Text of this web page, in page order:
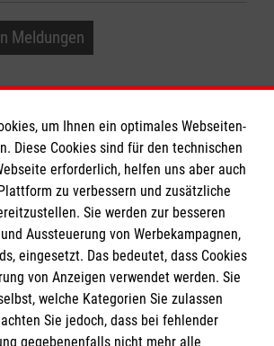
Meldungen
um Ihnen ein optimales Webseiten-
Diese Cookies sind für den technischen
erforderlich, helfen uns aber auch
zu verbessern und zusätzliche
Sie werden zur besseren
Aussteuerung von Werbekampagnen,
eingesetzt. Das bedeutet, dass Cookies
von Anzeigen verwendet werden. Sie
welche Kategorien Sie zulassen
Sie jedoch, dass bei fehlender
gegebenenfalls nicht mehr alle